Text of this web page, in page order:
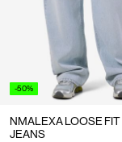
-50%
NMALEXA LOOSE FIT
JEANS